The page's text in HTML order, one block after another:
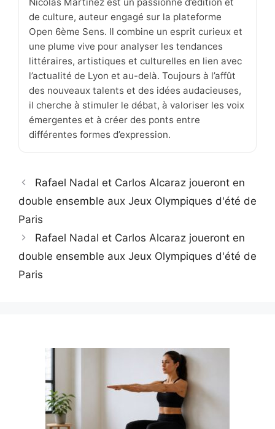
de culture, auteur engagé sur la plateforme
Open 6ème Sens. Il combine un esprit curieux et
une plume vive pour analyser les tendances
littéraires, artistiques et culturelles en lien avec
l’actualité de Lyon et au-delà. Toujours à l’affût
des nouveaux talents et des idées audacieuses,
il cherche à stimuler le débat, à valoriser les voix
émergentes et à créer des ponts entre
différentes formes d’expression.
Rafael Nadal et Carlos Alcaraz joueront en
double ensemble aux Jeux Olympiques d'été de
Paris
Rafael Nadal et Carlos Alcaraz joueront en
double ensemble aux Jeux Olympiques d'été de
Paris